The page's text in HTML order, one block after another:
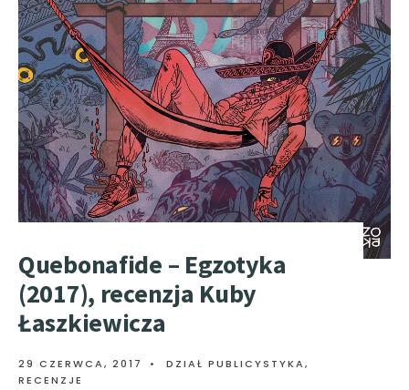
Quebonafide – Egzotyka
(2017), recenzja Kuby
Łaszkiewicza
29 CZERWCA, 2017 • DZIAŁ PUBLICYSTYKA,
RECENZJE